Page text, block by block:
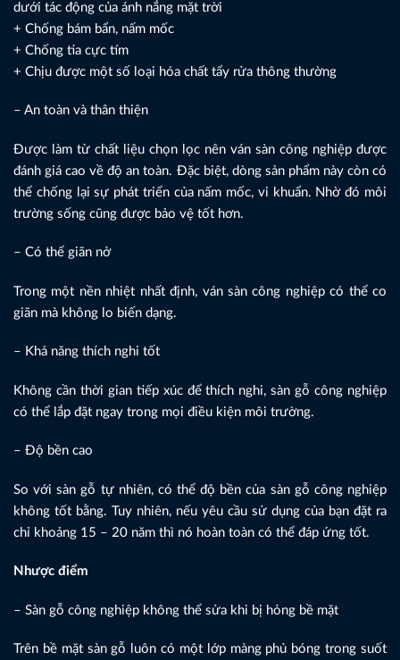
dưới tác động của ánh nắng mặt trời
+ Chống bám bẩn, nấm mốc
+ Chống tia cực tím
+ Chịu được một số loại hóa chất tẩy rửa thông thường
– An toàn và thân thiện
Được làm từ chất liệu chọn lọc nên ván sàn công nghiệp được
đánh giá cao về độ an toàn. Đặc biệt, dòng sản phẩm này còn có
thể chống lại sự phát triển của nấm mốc, vi khuẩn. Nhờ đó môi
trường sống cũng được bảo vệ tốt hơn.
– Có thể giãn nở
Trong một nền nhiệt nhất định, ván sàn công nghiệp có thể co
giãn mà không lo biến dạng.
– Khả năng thích nghi tốt
Không cần thời gian tiếp xúc để thích nghi, sàn gỗ công nghiệp
có thể lắp đặt ngay trong mọi điều kiện môi trường.
– Độ bền cao
So với sàn gỗ tự nhiên, có thể độ bền của sàn gỗ công nghiệp
không tốt bằng. Tuy nhiên, nếu yêu cầu sử dụng của bạn đặt ra
chỉ khoảng 15 – 20 năm thì nó hoàn toàn có thể đáp ứng tốt.
Nhược điểm
– Sàn gỗ công nghiệp không thể sửa khi bị hỏng bề mặt
Trên bề mặt sàn gỗ luôn có một lớp màng phủ bóng trong suốt